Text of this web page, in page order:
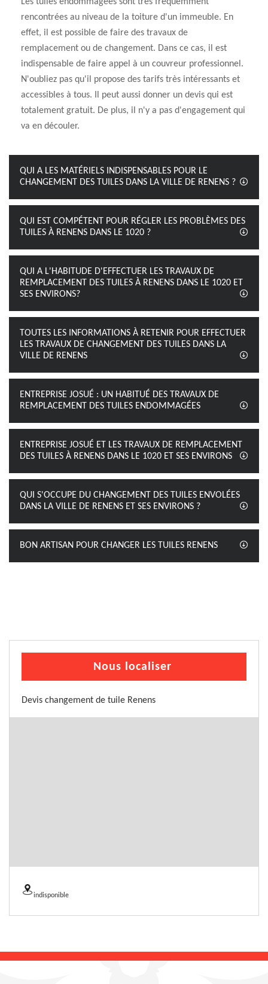
rencontrées au niveau de la toiture d'un immeuble. En
effet, il est possible de faire des travaux de
remplacement ou de changement. Dans ce cas, il est
indispensable de faire appel à un couvreur professionnel.
N'oubliez pas qu'il propose des tarifs très intéressants et
accessibles à tous. Il peut aussi donner un devis qui est
totalement gratuit. De plus, il n'y a pas d'engagement qui
va en découler.
QUI A LES MATÉRIELS INDISPENSABLES POUR LE
CHANGEMENT DES TUILES DANS LA VILLE DE RENENS ?
QUI EST COMPÉTENT POUR RÉGLER LES PROBLÈMES DES
TUILES À RENENS DANS LE 1020 ?
QUI A L'HABITUDE D'EFFECTUER LES TRAVAUX DE
REMPLACEMENT DES TUILES À RENENS DANS LE 1020 ET
SES ENVIRONS?
TOUTES LES INFORMATIONS À RETENIR POUR EFFECTUER
LES TRAVAUX DE CHANGEMENT DES TUILES DANS LA
VILLE DE RENENS
ENTREPRISE JOSUÉ : UN HABITUÉ DES TRAVAUX DE
REMPLACEMENT DES TUILES ENDOMMAGÉES
ENTREPRISE JOSUÉ ET LES TRAVAUX DE REMPLACEMENT
DES TUILES À RENENS DANS LE 1020 ET SES ENVIRONS
QUI S'OCCUPE DU CHANGEMENT DES TUILES ENVOLÉES
DANS LA VILLE DE RENENS ET SES ENVIRONS ?
BON ARTISAN POUR CHANGER LES TUILES RENENS
Nous localiser
Devis changement de tuile Renens
indisponible